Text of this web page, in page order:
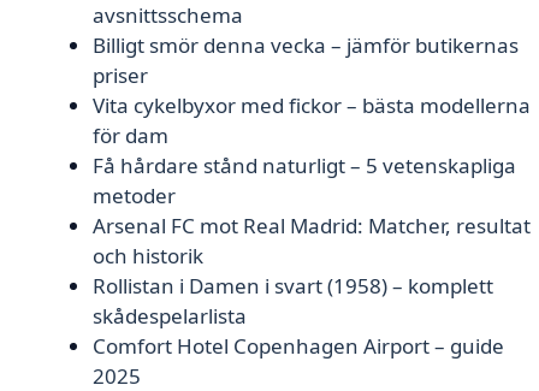
avsnittsschema
Billigt smör denna vecka – jämför butikernas
priser
Vita cykelbyxor med fickor – bästa modellerna
för dam
Få hårdare stånd naturligt – 5 vetenskapliga
metoder
Arsenal FC mot Real Madrid: Matcher, resultat
och historik
Rollistan i Damen i svart (1958) – komplett
skådespelarlista
Comfort Hotel Copenhagen Airport – guide
2025